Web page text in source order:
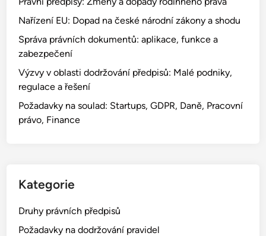
Nařízení EU: Dopad na české národní zákony a shodu
Správa právních dokumentů: aplikace, funkce a
zabezpečení
Výzvy v oblasti dodržování předpisů: Malé podniky,
regulace a řešení
Požadavky na soulad: Startups, GDPR, Daně, Pracovní
právo, Finance
Kategorie
Druhy právních předpisů
Požadavky na dodržování pravidel